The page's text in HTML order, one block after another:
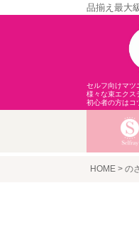
品揃え最大
セルフ向けマツ
様々な束エクス
初心者の方はコ
HOME の